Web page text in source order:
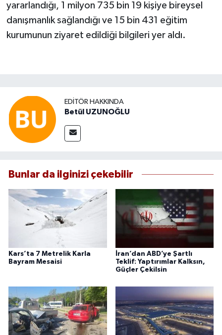
yararlandığı, 1 milyon 735 bin 19 kişiye bireysel
danışmanlık sağlandığı ve 15 bin 431 eğitim
kurumunun ziyaret edildiği bilgileri yer aldı.
EDITÖR HAKKINDA
Betül UZUNOĞLU
Bunlar da ilginizi çekebilir
Kars’ta 7 Metrelik Karla
Bayram Mesaisi
İran’dan ABD’ye Şartlı
Teklif: Yaptırımlar Kalksın,
Güçler Çekilsin